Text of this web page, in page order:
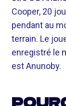
Cooper, 20
pendant au
terrain. Le
enregistré le
est Anunoby.